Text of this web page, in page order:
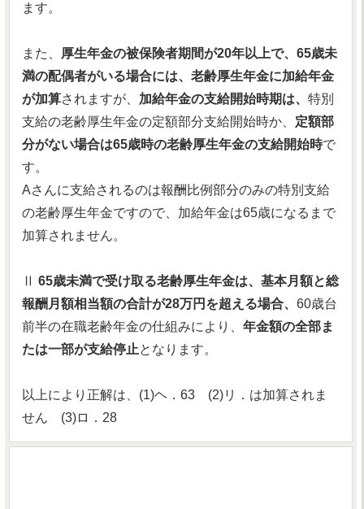
ます。
また、
厚生年金の被保険者期間が20年以上で、65歳未
満の配偶者がいる場合には、老齢厚生年金に加給年金
が加算されますが、 加給年金の支給開始時期は、 特別
支給の老齢厚生年金の定額部分支給開始時か、 定額部
分がない場合は65歳時の老齢厚生年金の支給開始時で
す。
Aさんに支給されるのは報酬比例部分のみの特別支給
の老齢厚生年金ですので、加給年金は65歳になるまで
加算されません。
Ⅱ 65歳未満で受け取る老齢厚生年金は、基本月額と総
報酬月額相当額の合計が28万円を超える場合、 60歳台
前半の在職老齢年金の仕組みにより、 年金額の全部ま
たは一部が支給停止となります。
以上により正解は、(1)ヘ．63 (2)リ．は加算されま
せん (3)ロ．28